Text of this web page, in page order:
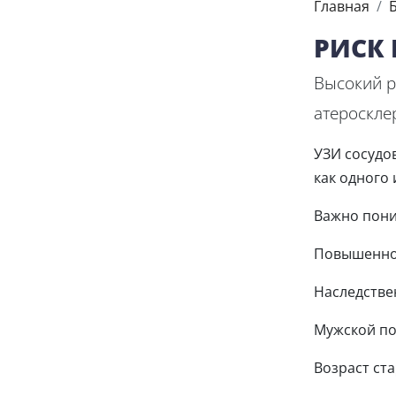
Главная
РИСК
Высокий
УЗИ
как одного
Важно
Мужской
Возраст